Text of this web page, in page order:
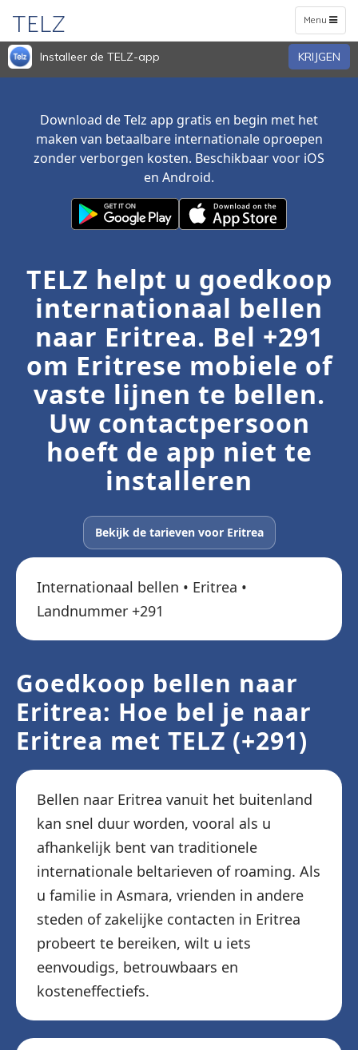
Toggle
navigation
Menu
TELZ
Installeer de TELZ-app KRIJGEN
Download de Telz app gratis en begin met het
maken van betaalbare internationale oproepen
zonder verborgen kosten. Beschikbaar voor iOS
en Android.
TELZ helpt u goedkoop
internationaal bellen
naar Eritrea. Bel +291
om Eritrese mobiele of
vaste lijnen te bellen.
Uw contactpersoon
hoeft de app niet te
installeren
Bekijk de tarieven voor Eritrea
Internationaal bellen • Eritrea •
Landnummer +291
Goedkoop bellen naar
Eritrea: Hoe bel je naar
Eritrea met TELZ (+291)
Bellen naar Eritrea vanuit het buitenland
kan snel duur worden, vooral als u
afhankelijk bent van traditionele
internationale beltarieven of roaming. Als
u familie in Asmara, vrienden in andere
steden of zakelijke contacten in Eritrea
probeert te bereiken, wilt u iets
eenvoudigs, betrouwbaars en
kosteneffectiefs.